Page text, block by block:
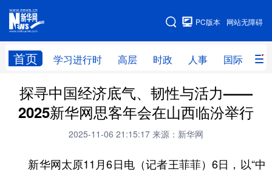
网站无障碍
PC版本
首页 学习进行时 高层 时政 人事 国际 财
网站地图
学习进行时 高层 时政 人事
国际 财经 网评 港澳
全球连线
科技 科创 量子 体育
探寻中国经济底气、韧性与活力——
2025新华网思客年会在山西临汾举行
2025-11-06 21:15:17 来源：新华网
新华网太原11月6日电（记者王菲菲）6日，以“中